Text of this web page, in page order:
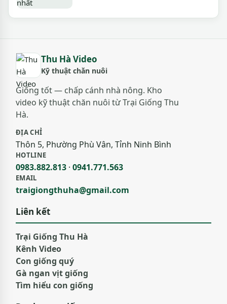
Thu Hà Video
Kỹ thuật chăn nuôi
Giống tốt — chấp cánh nhà nông. Kho
video kỹ thuật chăn nuôi từ Trại Giống Thu
Hà.
ĐỊA CHỈ
Thôn 5, Phường Phù Vân, Tỉnh Ninh Bình
HOTLINE
0983.882.813 · 0941.771.563
EMAIL
traigiongthuha@gmail.com
Liên kết
Trại Giống Thu Hà
Kênh Video
Con giống quý
Gà ngan vịt giống
Tìm hiểu con giống